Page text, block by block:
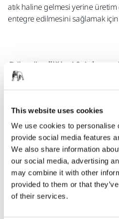
This website uses cookies
We use cookies to personalise
provide social media features
We also share information
our social media, advertising
may combine it with other
provided to them or that
of their services.
atık haline gelmesi yerine
entegre edilmesini sağlamak için
Döngüselliğin 10
1 2 3
6 7 8